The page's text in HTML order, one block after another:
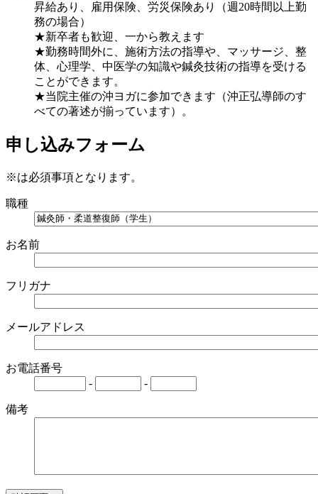
昇給あり、雇用保険、労災保険あり（週20時間以上勤
務の場合）
★新卒者も歓迎、一から教えます
★勤務時間外に、施術方法の指導や、マッサージ、整
体、心理学、中医学の知識や鍼灸技術の指導を受ける
ことができます。
★当院主催の沖ヨガに参加できます（沖正弘導師のす
べての著述が揃っています）。
申し込みフォーム
※は必須事項となります。
職種
お名前
フリガナ
メールアドレス
お電話番号
-
-
備考